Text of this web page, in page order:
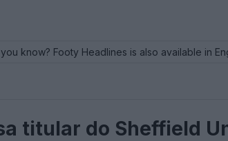
know? Footy Headlines is also available in
titular do Sheffield